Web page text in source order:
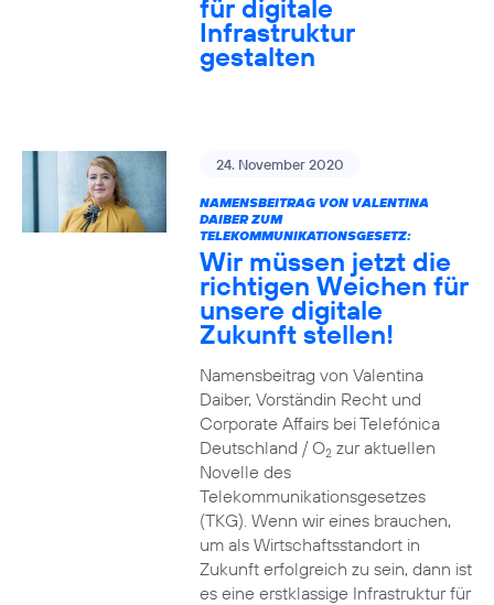
für digitale
Infrastruktur
gestalten
24. November 2020
NAMENSBEITRAG VON VALENTINA
DAIBER ZUM
TELEKOMMUNIKATIONSGESETZ:
Wir müssen jetzt die
richtigen Weichen für
unsere digitale
Zukunft stellen!
Namensbeitrag von Valentina
Daiber, Vorständin Recht und
Corporate Affairs bei Telefónica
Deutschland / O2zur aktuellen
Novelle des
Telekommunikationsgesetzes
(TKG). Wenn wir eines brauchen,
um als Wirtschaftsstandort in
Zukunft erfolgreich zu sein, dann ist
es eine erstklassige Infrastruktur für